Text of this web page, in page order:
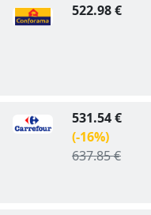
522.98 €
531.54 €
(-16%)
637.85 €